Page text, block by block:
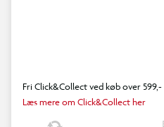
Fri Click&Collect ved køb over 599,-
Læs mere om Click&Collect her